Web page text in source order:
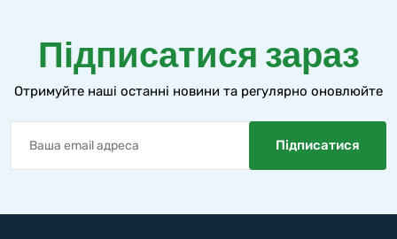
Підписатися зараз
Отримуйте наші останні новини та регулярно оновлюйте